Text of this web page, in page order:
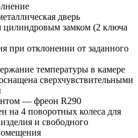
дверь
замком (2 ключа
при отклонении от заданного
температуры в камере
сверхчувствительными
— фреон R290
на 4 поворотных колеса для
и свободного